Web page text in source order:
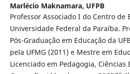
Marlécio Maknamara, UFPB
Professor Associado I do Centro de
Universidade Federal da Paraíba.
Pós-Graduação em Educação da
pela UFMG (2011) e Mestre em
Licenciado em Pedagogia, Ciências